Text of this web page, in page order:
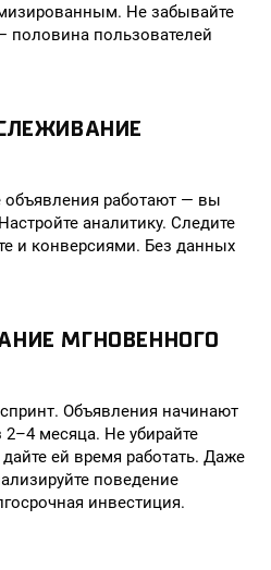
Не забывайте
пользователей
объявления работают — вы
аналитику. Следите
и конверсиями. Без данных
МГНОВЕННОГО
Объявления начинают
месяца. Не убирайте
ей время работать. Даже
поведение
инвестиция.